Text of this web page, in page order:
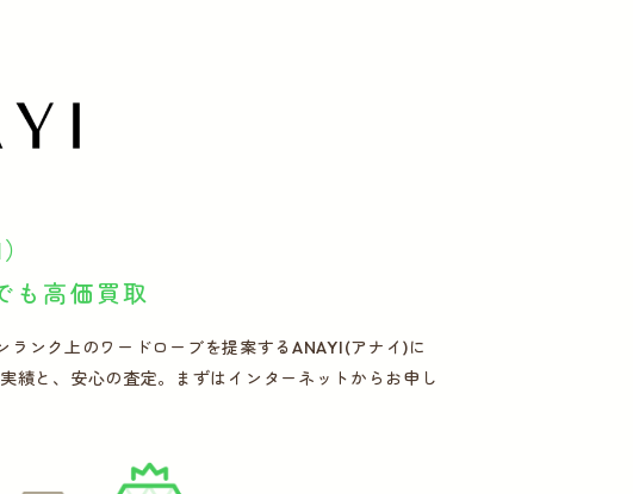
も高価買取
ンク上のワードローブを提案するANAYI(アナイ)に
績と、安心の査定。まずはインターネットからお申し